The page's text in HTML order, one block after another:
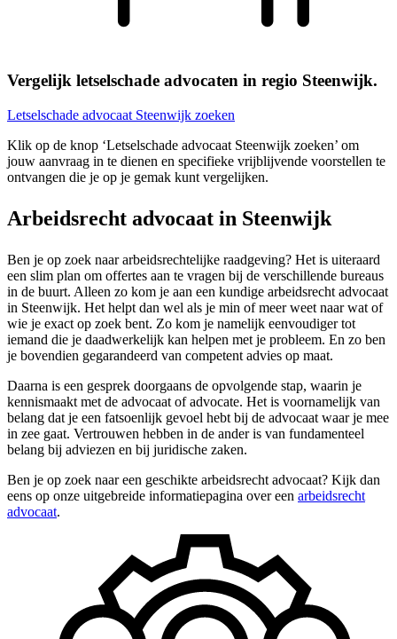
Vergelijk letselschade advocaten in regio Steenwijk.
Letselschade advocaat Steenwijk zoeken
Klik op de knop ‘Letselschade advocaat Steenwijk zoeken’ om
jouw aanvraag in te dienen en specifieke vrijblijvende voorstellen te
ontvangen die je op je gemak kunt vergelijken.
Arbeidsrecht advocaat in Steenwijk
Ben je op zoek naar arbeidsrechtelijke raadgeving? Het is uiteraard
een slim plan om offertes aan te vragen bij de verschillende bureaus
in de buurt. Alleen zo kom je aan een kundige arbeidsrecht advocaat
in Steenwijk. Het helpt dan wel als je min of meer weet naar wat of
wie je exact op zoek bent. Zo kom je namelijk eenvoudiger tot
iemand die je daadwerkelijk kan helpen met je probleem. En zo ben
je bovendien gegarandeerd van competent advies op maat.
Daarna is een gesprek doorgaans de opvolgende stap, waarin je
kennismaakt met de advocaat of advocate. Het is voornamelijk van
belang dat je een fatsoenlijk gevoel hebt bij de advocaat waar je mee
in zee gaat. Vertrouwen hebben in de ander is van fundamenteel
belang bij adviezen en bij juridische zaken.
Ben je op zoek naar een geschikte arbeidsrecht advocaat? Kijk dan
eens op onze uitgebreide informatiepagina over een arbeidsrecht
advocaat.